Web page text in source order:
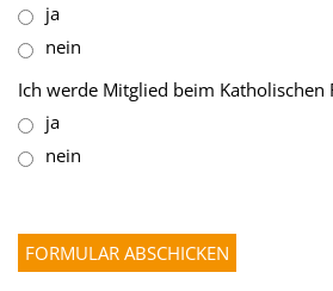
ja
nein
Ich werde Mitglied beim Katholischen
ja
nein